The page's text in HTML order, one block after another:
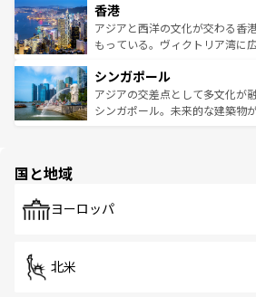
とつ。フォーやバインミー、ベ
ひ現地で味わいたい。どの地域
が旅行者を迎えてくれるので、
参照してほしい。
の活気が交差している。北部で
帯で自然と触れ合い、南部では
いビーチでリゾート気分を楽し
激する。気候は一年中温暖で、
が待っている。親しみやすいタ
た文化、そして多様な観光資源
香港
アジアと西洋の文化が交わる香
もっている。ヴィクトリア湾に
み、どこを訪れても感動するは
ており、効率よく見どころを回
うな絶景から文化的な体験まで
シンガポール
アジアの交差点として多文化が
シンガポール。未来的な建築物
で、ホーカーズは地元の風情を
国と地域
ヨーロッパ
北米